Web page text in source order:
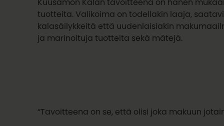
Kuusamon Kalan tavoitteena on hänen
tuotteita. Valikoima on todellakin laaja,
kalasäilykkeitä että uudenlaisiakin
ja marinoituja tuotteita sekä mätejä.
“Tavoitteena on se, että olisi joka makuun